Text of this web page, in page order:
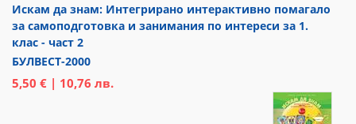
Искам да знам: Интегрирано интерактивно помагало
за самоподготовка и занимания по интереси за 1.
клас - част 2
БУЛВЕСТ-2000
5,50 € | 10,76 лв.